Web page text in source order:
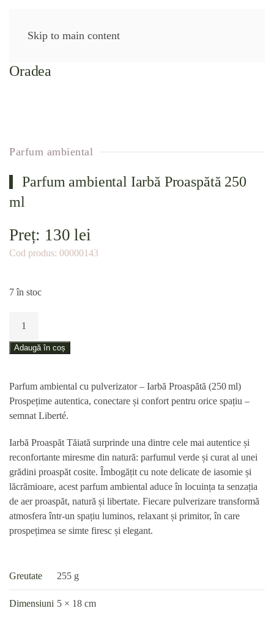
Skip to main content
Parfum ambiental
Parfum ambiental Iarbă Proaspătă 250
ml
Preț: 130lei
Cod produs: 00000143
7 în stoc
ambiental
250
ml
Adaugă în coș
Parfum ambiental cu pulverizator – Iarbă Proaspătă (250 ml)
Prospețime autentica, conectare și confort pentru orice spațiu –
semnat Liberté.
Iarbă Proaspăt Tăiată surprinde una dintre cele mai autentice și
reconfortante miresme din natură: parfumul verde și curat al unei
grădini proaspăt cosite. Îmbogățit cu note delicate de iasomie și
lăcrămioare, acest parfum ambiental aduce în locuința ta senzația
de aer proaspăt, natură și libertate. Fiecare pulverizare transformă
atmosfera într-un spațiu luminos, relaxant și primitor, în care
prospețimea se simte firesc și elegant.
Greutate 255 g
Dimensiuni 5 × 18 cm